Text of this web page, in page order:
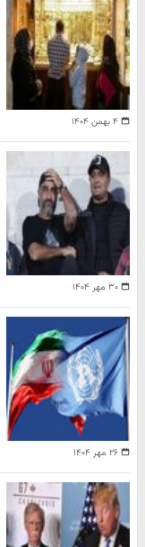
۴ بهمن ۱۴۰۴
۳۰ مهر ۱۴۰۴
۲۶ مهر ۱۴۰۴